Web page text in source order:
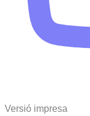
Versió impresa